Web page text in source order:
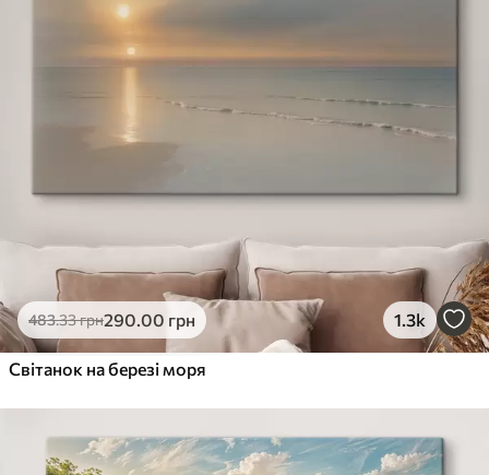
483.33грн290.00 грн 1.3k
Світанок на березі моря